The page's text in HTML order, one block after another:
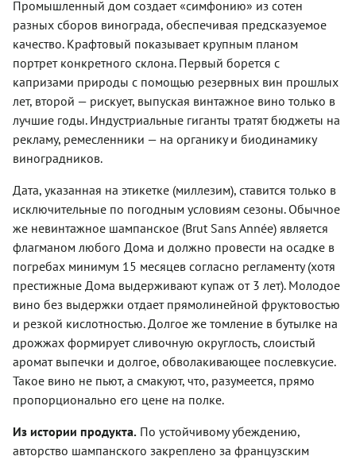
Промышленный дом создает «симфонию» из сотен
разных сборов винограда, обеспечивая предсказуемое
качество. Крафтовый показывает крупным планом
портрет конкретного склона. Первый борется с
капризами природы с помощью резервных вин прошлых
лет, второй — рискует, выпуская винтажное вино только в
лучшие годы. Индустриальные гиганты тратят бюджеты на
рекламу, ремесленники — на органику и биодинамику
виноградников.
Дата, указанная на этикетке (миллезим), ставится только в
исключительные по погодным условиям сезоны. Обычное
же невинтажное шампанское (Brut Sans Année) является
флагманом любого Дома и должно провести на осадке в
погребах минимум 15 месяцев согласно регламенту (хотя
престижные Дома выдерживают купаж от 3 лет). Молодое
вино без выдержки отдает прямолинейной фруктовостью
и резкой кислотностью. Долгое же томление в бутылке на
дрожжах формирует сливочную округлость, слоистый
аромат выпечки и долгое, обволакивающее послевкусие.
Такое вино не пьют, а смакуют, что, разумеется, прямо
пропорционально его цене на полке.
Из истории продукта. По устойчивому убеждению,
авторство шампанского закреплено за французским